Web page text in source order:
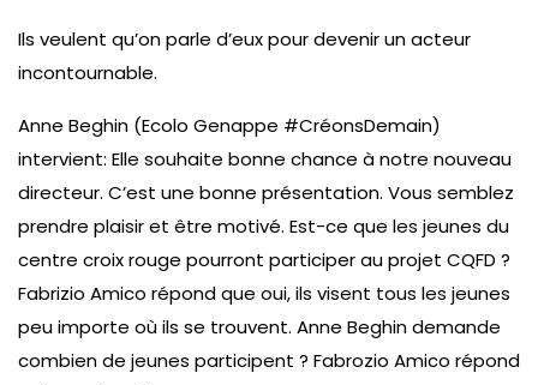
Ils veulent qu’on parle d’eux pour devenir un acteur
incontournable.
Anne Beghin (Ecolo Genappe #CréonsDemain)
intervient: Elle souhaite bonne chance à notre nouveau
directeur. C’est une bonne présentation. Vous semblez
prendre plaisir et être motivé. Est-ce que les jeunes du
centre croix rouge pourront participer au projet CQFD ?
Fabrizio Amico répond que oui, ils visent tous les jeunes
peu importe où ils se trouvent. Anne Beghin demande
combien de jeunes participent ? Fabrozio Amico répond